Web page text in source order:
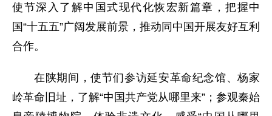
使节深入了解中国式现代化恢宏新篇章，把握中
国“十五五”广阔发展前景，推动同中国开展友好互利
合作。
在陕期间，使节们参访延安革命纪念馆、杨家
岭革命旧址，了解“中国共产党从哪里来”；参观秦始